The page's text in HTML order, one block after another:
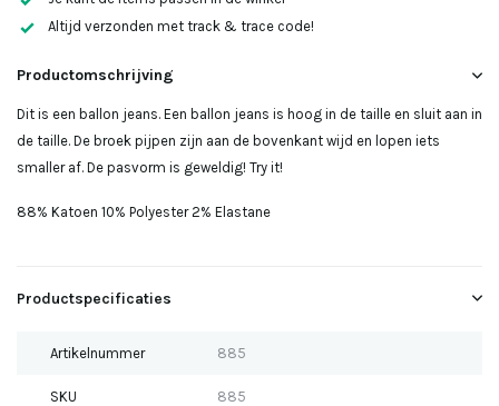
Altijd verzonden met track & trace code!
Productomschrijving
Dit is een ballon jeans. Een ballon jeans is hoog in de taille en sluit aan in
de taille. De broek pijpen zijn aan de bovenkant wijd en lopen iets
smaller af. De pasvorm is geweldig! Try it!
88% Katoen 10% Polyester 2% Elastane
Productspecificaties
Artikelnummer 885
SKU 885